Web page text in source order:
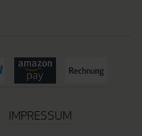
IMPRESSUM